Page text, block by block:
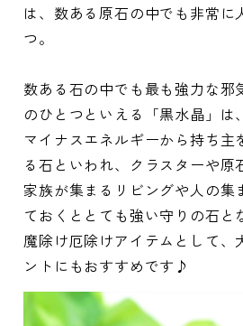
は、数ある原石の中でも非常に
つ。
数ある石の中でも最も強力な邪
のひとつといえる「黒水晶」は
マイナスエネルギーから持ち主
る石といわれ、クラスターや原
家族が集まるリビングや人の集
ておくととても強い守りの石と
魔除け厄除けアイテムとして、
ントにもおすすめです♪